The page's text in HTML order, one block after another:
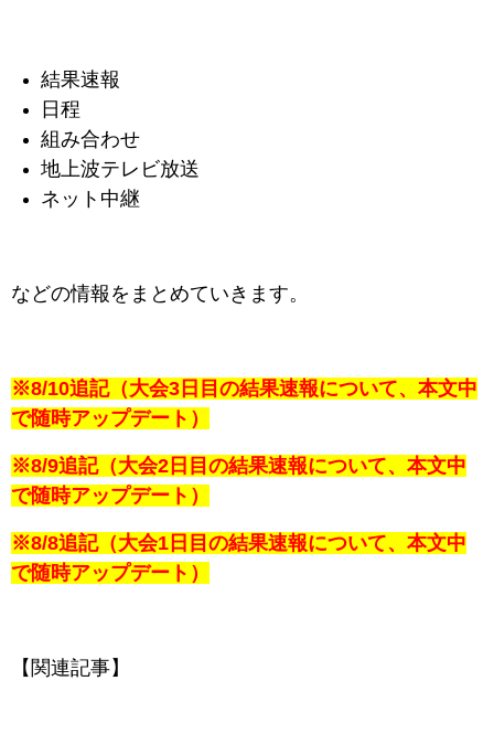
結果速報
日程
組み合わせ
地上波テレビ放送
ネット中継
などの情報をまとめていきます。
※8/10追記（大会3日目の結果速報について、本文中
で随時アップデート）
※8/9追記（大会2日目の結果速報について、本文中
で随時アップデート）
※8/8追記（大会1日目の結果速報について、本文中
で随時アップデート）
【関連記事】